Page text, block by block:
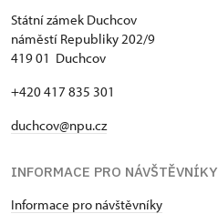
Státní zámek Duchcov
náměstí Republiky 202/9
419 01 Duchcov
+420 417 835 301
duchcov@npu.cz
INFORMACE PRO NÁVŠTĚVNÍKY
Informace pro návštěvníky